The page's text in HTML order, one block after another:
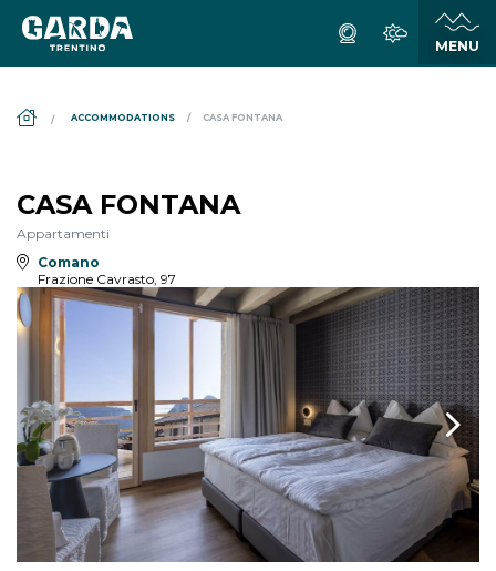
ACCOMMODATIONS CASA FONTANA
CASA FONTANA
Appartamenti
Comano
Frazione Cavrasto, 97